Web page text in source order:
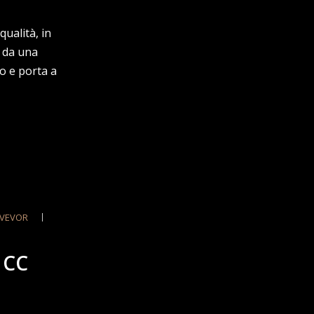
in
una
e porta a
VEVOR